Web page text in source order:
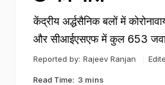
केंद्रीय अर्द्धसैनिक बलों में
और सीआईएसएफ में कुल 653 जवान
Reported by: Rajeev Ranjan
Read Time: 3 mins